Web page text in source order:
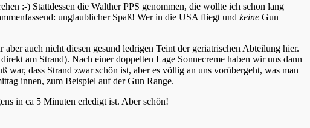
:-) Stattdessen die Walther PPS genommen, die wollte ich schon lang
unglaublicher Spaß! Wer in die USA fliegt und keine Gun
auch nicht diesen gesund ledrigen Teint der geriatrischen Abteilung hier.
am Strand). Nach einer doppelten Lage Sonnecreme haben wir uns dann
war, dass Strand zwar schön ist, aber es völlig an uns vorübergeht, was man
innen, zum Beispiel auf der Gun Range.
in ca 5 Minuten erledigt ist. Aber schön!